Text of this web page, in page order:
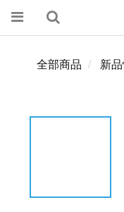
全部商品 新